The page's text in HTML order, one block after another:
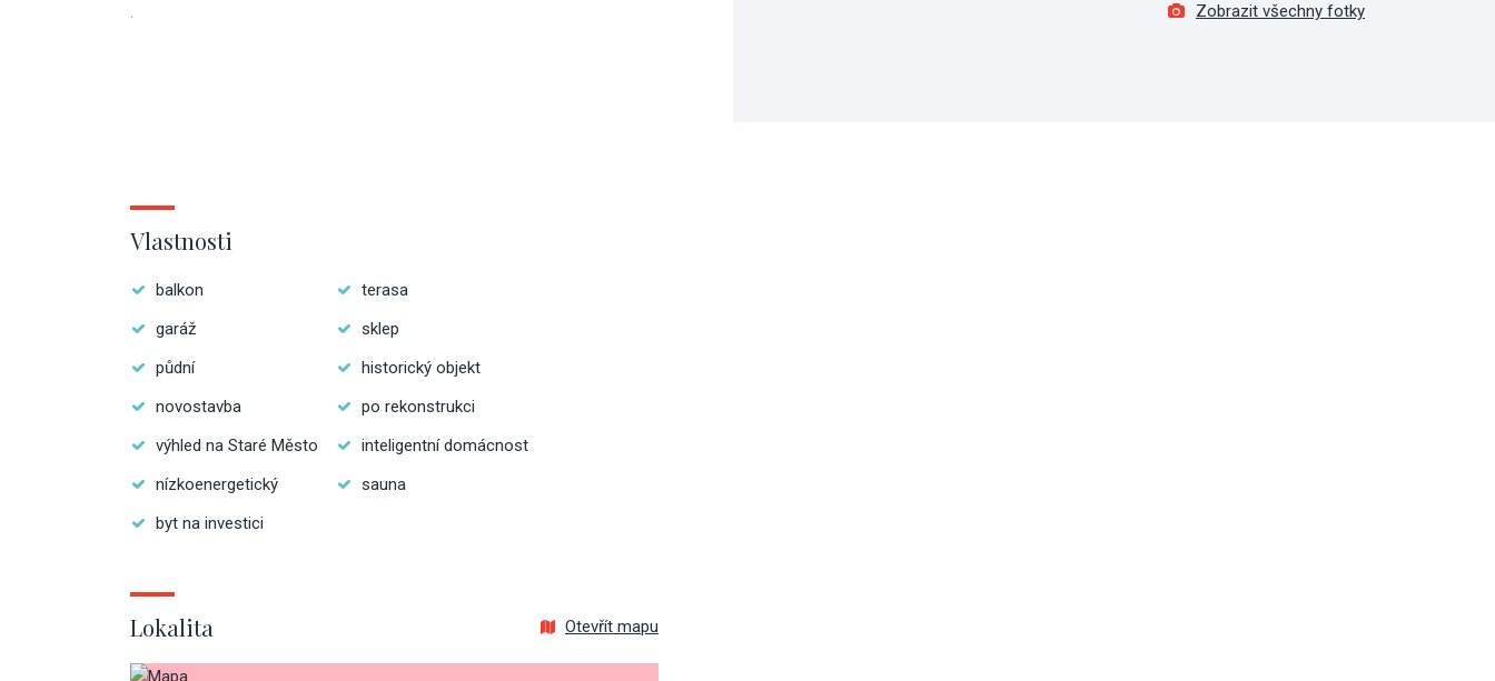
Zobrazit všechny fotky
.
Vlastnosti
balkon
terasa
garáž
sklep
půdní
historický objekt
novostavba
po rekonstrukci
výhled na Staré Město
inteligentní domácnost
nízkoenergetický
sauna
byt na investici
Lokalita Otevřít mapu